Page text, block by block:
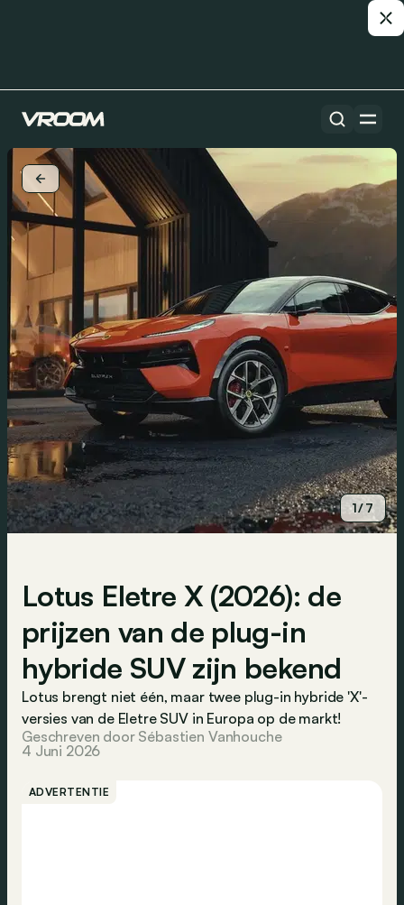
1/7
Lotus Eletre X (2026): de
prijzen van de plug-in
hybride SUV zijn bekend
Lotus brengt niet één, maar twee plug-in hybride 'X'-
versies van de Eletre SUV in Europa op de markt!
Geschreven door Sébastien Vanhouche
4 Juni 2026
ADVERTENTIE